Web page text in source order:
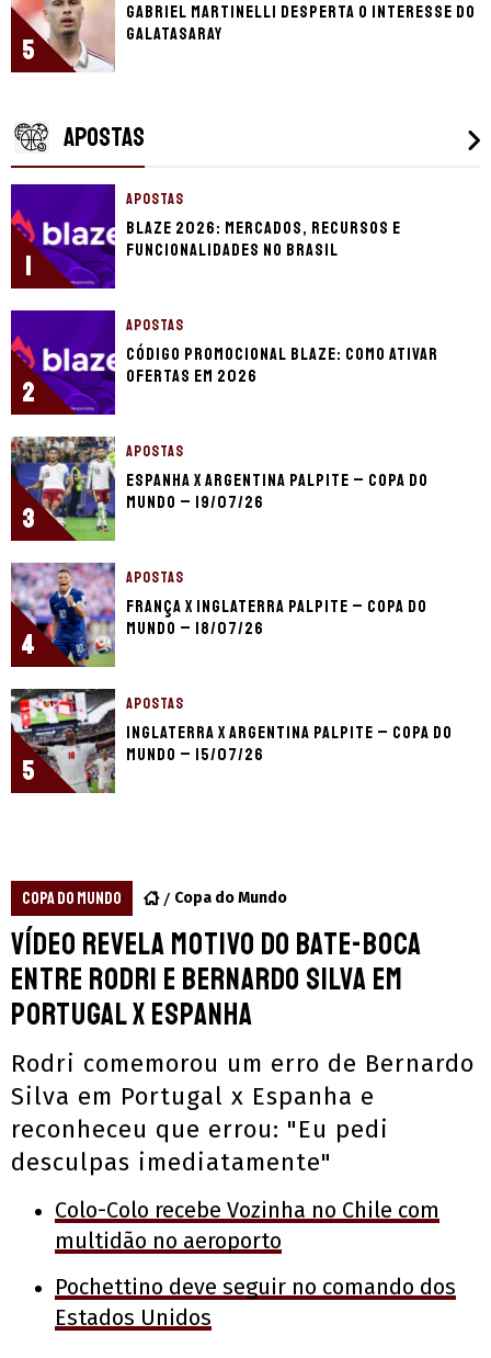
5
Gabriel Martinelli desperta o interesse do
Galatasaray
APOSTAS
1
APOSTAS
Blaze 2026: mercados, recursos e
funcionalidades no Brasil
2
APOSTAS
Código promocional Blaze: como ativar
ofertas em 2026
3
APOSTAS
Espanha x Argentina palpite – Copa do
Mundo – 19/07/26
4
APOSTAS
França x Inglaterra palpite – Copa do
Mundo – 18/07/26
5
APOSTAS
Inglaterra x Argentina palpite – Copa do
Mundo – 15/07/26
COPA DO MUNDO Copa do Mundo
Vídeo revela motivo do bate-boca
entre Rodri e Bernardo Silva em
Portugal x Espanha
Rodri comemorou um erro de Bernardo
Silva em Portugal x Espanha e
reconheceu que errou: "Eu pedi
desculpas imediatamente"
Colo-Colo recebe Vozinha no Chile com
multidão no aeroporto
Pochettino deve seguir no comando dos
Estados Unidos